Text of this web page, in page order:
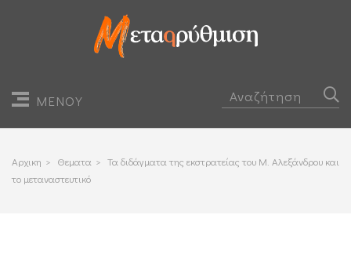
ΜΕΝΟΥ
Αρχικη > Θεματα > Τα διδάγματα της εκστρατείας του Μ. Αλεξάνδρου και
το μεταναστευτικό